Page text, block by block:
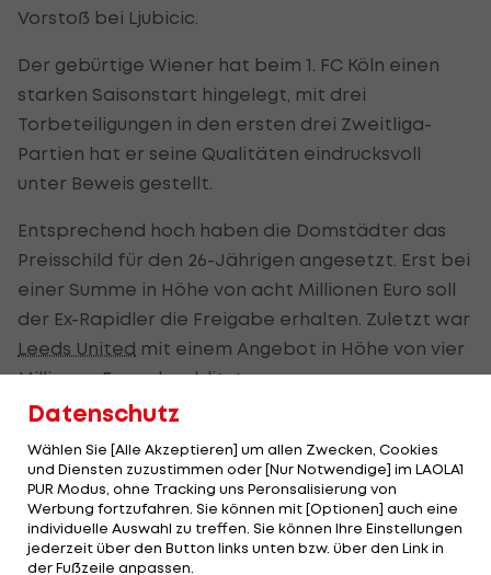
Vorstoß bei Ljubicic.
Der gebürtige Wiener hat beim 1. FC Köln einen
starken Saisonstart hingelegt, mit drei
Torbeteiligungen in den ersten drei Zweitliga-
Partien hat er seine Qualitäten eindrucksvoll
unter Beweis gestellt.
Entsprechend hoch haben die Domstädter das
Preisschild für den 26-Jährigen angesetzt. Erst bei
einer Summe in Höhe von acht Millionen Euro soll
der Ex-Rapidler die Freigabe erhalten. Zuletzt war
Leeds United mit einem Angebot in Höhe von vier
Millionen Euro abgeblitzt.
Dejan Ljubicic: "Das
letzte Jahr möchte ich
abhaken"
International
Datenschutz
Wählen Sie [Alle Akzeptieren] um allen Zwecken, Cookies
und Diensten zuzustimmen oder [Nur Notwendige] im LAOLA1
PUR Modus, ohne Tracking uns Peronsalisierung von
Werbung fortzufahren. Sie können mit [Optionen] auch eine
individuelle Auswahl zu treffen. Sie können Ihre Einstellungen
jederzeit über den Button links unten bzw. über den Link in
der Fußzeile anpassen.